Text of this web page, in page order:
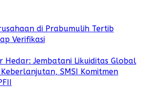
di Prabumulih Tertib
Verifikasi
Hedar: Jembatani Likuiditas Global
SMSI Komitmen